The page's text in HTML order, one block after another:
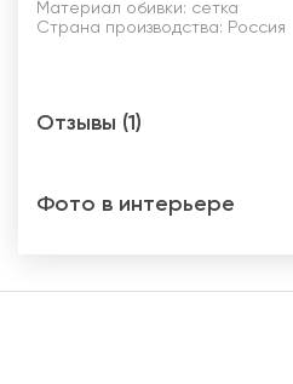
Материал обивки: сетка
Страна производства: Россия
Отзывы (1)
Фото в интерьере